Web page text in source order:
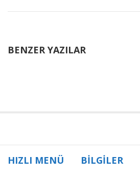
BENZER YAZILAR
HIZLI MENÜ BİLGİLER